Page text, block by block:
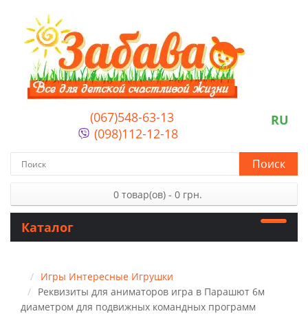
(067)548-63-13
(098)112-12-18
RU
Поиск
0 товар(ов) - 0 грн.
Каталог
Игры Интересные Игрушки
Реквизиты для аниматоров игра в Парашют 6м
диаметром для подвижных командных программ